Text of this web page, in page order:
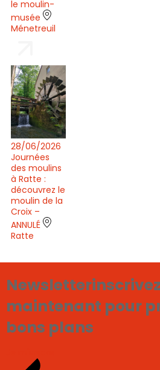
le moulin-
musée
Ménetreuil
28/06/2026
Journées
des moulins
à Ratte :
découvrez le
moulin de la
Croix –
ANNULÉ
Ratte
Newsletter
maintenant pour
bons plans